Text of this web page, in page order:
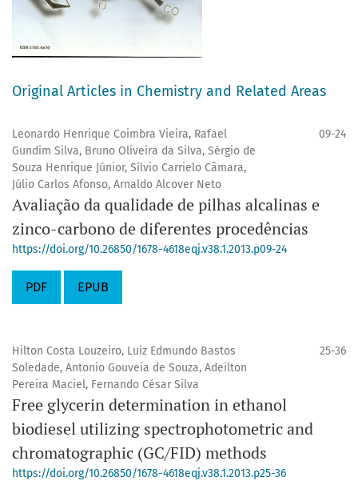
Original Articles in Chemistry and Related Areas
Leonardo Henrique Coimbra Vieira, Rafael
Gundim Silva, Bruno Oliveira da Silva, Sérgio de
Souza Henrique Júnior, Sílvio Carrielo Câmara,
Júlio Carlos Afonso, Arnaldo Alcover Neto
09-24
Avaliação da qualidade de pilhas alcalinas e
zinco-carbono de diferentes procedências
https://doi.org/10.26850/1678-4618eqj.v38.1.2013.p09-24
PDF EPUB
Hilton Costa Louzeiro, Luiz Edmundo Bastos
Soledade, Antonio Gouveia de Souza, Adeilton
Pereira Maciel, Fernando César Silva
25-36
Free glycerin determination in ethanol
biodiesel utilizing spectrophotometric and
chromatographic (GC/FID) methods
https://doi.org/10.26850/1678-4618eqj.v38.1.2013.p25-36